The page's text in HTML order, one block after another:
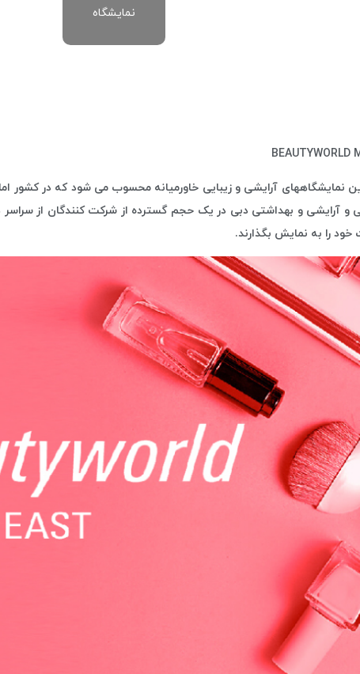
نمایشگاه
نمایشگاه زیبایی و آرایشی و بهداشتی دبی در یک حجم گسترده از شرکت کنندگان
را به نمایش بگذارند.